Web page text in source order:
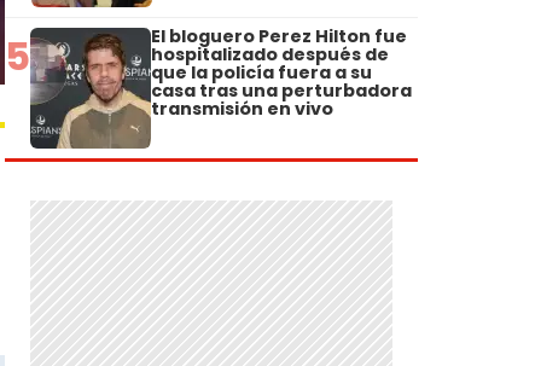
5 El bloguero Perez Hilton fue
hospitalizado después de
que la policía fuera a su
casa tras una perturbadora
transmisión en vivo